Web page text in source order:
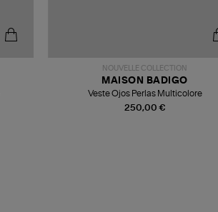
NOUVELLE COLLECTION
250,00 €
MAISON BADIGO
Veste Ojos Perlas Multicolore